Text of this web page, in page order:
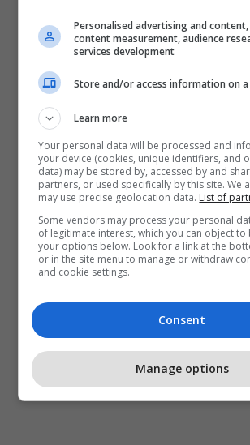
Aksident Trafiku
Personalised advertising and
content measurement, audience
services development
Store and/or access information on a
Learn more
Your personal data will be processed and
your device (cookies, unique identifiers, and
data) may be stored by, accessed by and
partners, or used specifically by this site. We
may use precise geolocation data. List of
Some vendors may process your personal
of legitimate interest, which you can object to
your options below. Look for a link at the
or in the site menu to manage or withdraw
and cookie settings.
Consent
Manage options